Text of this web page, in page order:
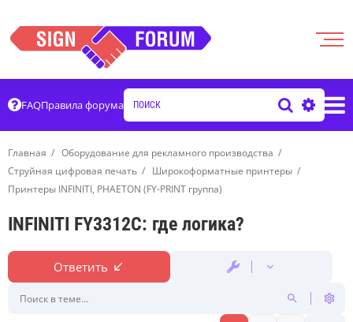
FAQПравила форума
Главная
Оборудование для рекламного производства
Струйная цифровая печать
Широкоформатные принтеры
Принтеры INFINITI, PHAETON (FY-PRINT группа)
INFINITI FY3312C: где логика?
Ответить